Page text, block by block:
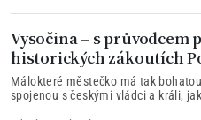
Vysočina – s průvodcem
historických zákoutích
Málokteré městečko má tak
spojenou s českými vládci a králi,